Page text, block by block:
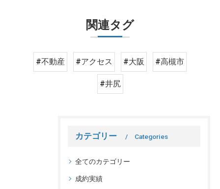
関連タグ
#不動産 #アクセス #大阪 #高槻市
#井尻
カテゴリー Categories
全てのカテゴリー
成約実績